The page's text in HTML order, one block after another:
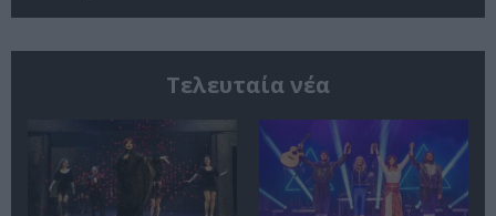
Τελευταία νέα